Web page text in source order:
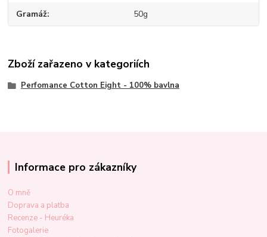
Gramáž 50g
Zboží zařazeno v kategoriích
Perfomance Cotton Eight - 100% bavlna
Informace pro zákazníky
O mně
Doprava a platba
Recenze - Heuréka
Fotogalerie